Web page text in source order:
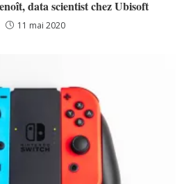
data scientist chez Ubisoft
11 mai 2020